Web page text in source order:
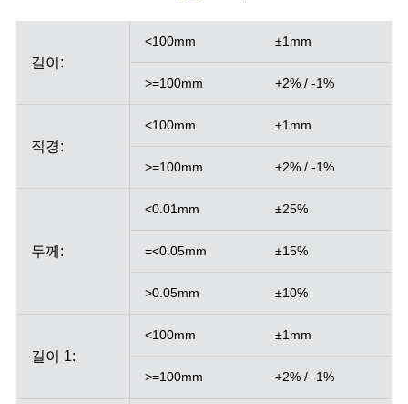
길이:
<100mm ±1mm
>=100mm +2% / -1%
직경:
<100mm ±1mm
>=100mm +2% / -1%
두께:
<0.01mm ±25%
=<0.05mm ±15%
>0.05mm ±10%
길이 1:
<100mm ±1mm
>=100mm +2% / -1%